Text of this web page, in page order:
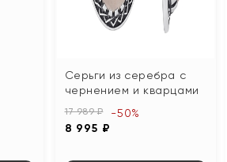
Серьги из серебра с
чернением и кварцами
17 989 ₽
8 995 ₽
-50%